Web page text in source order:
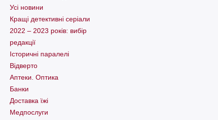
Усі новини
Кращі детективні серіали
2022 – 2023 років: вибір
редакції
Історичні паралелі
Відверто
Аптеки. Оптика
Банки
Доставка їжі
Медпослуги